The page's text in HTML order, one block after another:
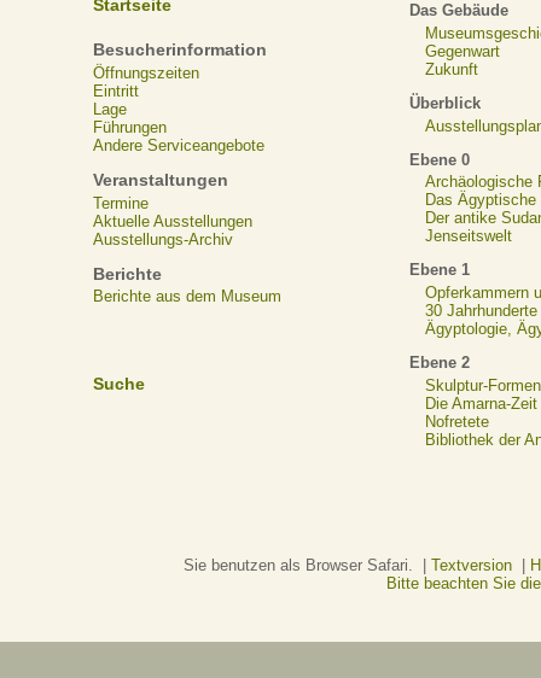
Startseite
Besucherinformation
Öffnungszeiten
Eintritt
Lage
Führungen
Andere Serviceangebote
Veranstaltungen
Termine
Aktuelle Ausstellungen
Ausstellungs-Archiv
Berichte
Berichte aus dem Museum
Suche
Das Gebäude
Gegenwart
Zukunft
Überblick
Ebene 0
Archäologische
Das Ägyptische
Der antike
Jenseitswelt
Ebene 1
Opferkammern
30
Ägyptologie,
Ebene 2
Skulptur-Formen
Die Amarna-Zeit
Nofretete
Bibliothek der
Sie benutzen als Browser Safari. | Textversion|
Bitte beachten Sie